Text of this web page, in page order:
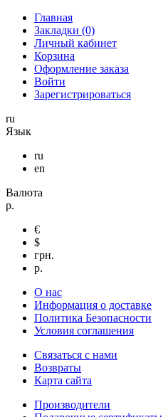
Главная
Закладки (0)
Личный кабинет
Корзина
Оформление заказа
Войти
Зарегистрироваться
ru
Язык
ru
en
Валюта
р.
€
$
грн.
р.
О нас
Информация о доставке
Политика Безопасности
Условия соглашения
Связаться с нами
Возвраты
Карта сайта
Производители